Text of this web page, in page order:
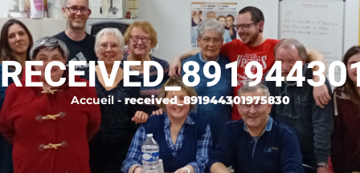
Accueil-received_891944301975830